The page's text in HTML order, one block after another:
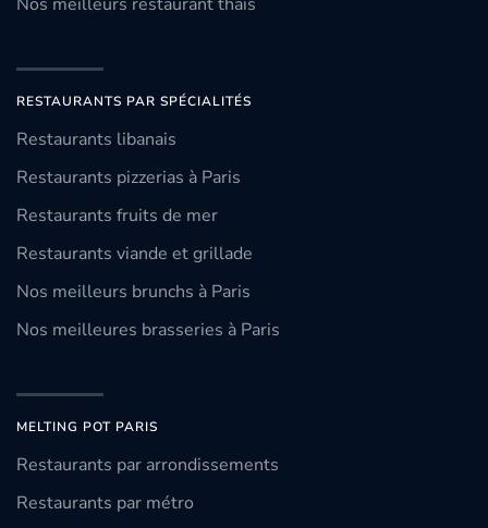
RESTAURANTS PAR SPÉCIALITÉS
Restaurants libanais
Restaurants pizzerias à Paris
Restaurants fruits de mer
Restaurants viande et grillade
Nos meilleurs brunchs à Paris
Nos meilleures brasseries à Paris
MELTING POT PARIS
Restaurants par arrondissements
Restaurants par métro